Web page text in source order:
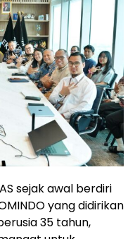
sejak awal berdiri
yang didirikan
35 tahun,